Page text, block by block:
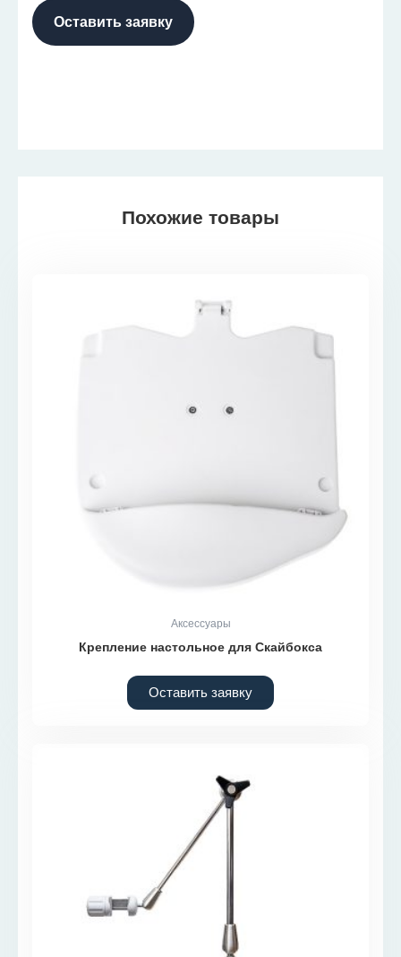
Оставить заявку
Похожие товары
Аксессуары
Крепление настольное для Скайбокса
Оставить заявку